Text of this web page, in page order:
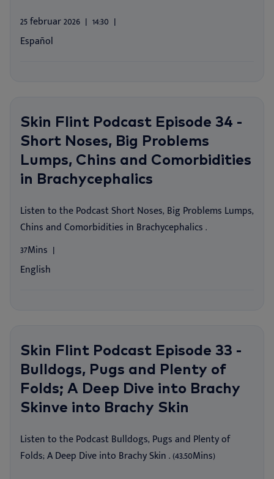
25 februar 2026
14:30
Español
Skin Flint Podcast Episode 34 -
Short Noses, Big Problems
Lumps, Chins and Comorbidities
in Brachycephalics
Listen to the Podcast Short Noses, Big Problems Lumps,
Chins and Comorbidities in Brachycephalics .
37Mins
English
Skin Flint Podcast Episode 33 -
Bulldogs, Pugs and Plenty of
Folds; A Deep Dive into Brachy
Skinve into Brachy Skin
Listen to the Podcast Bulldogs, Pugs and Plenty of
Folds; A Deep Dive into Brachy Skin . (43.50Mins)